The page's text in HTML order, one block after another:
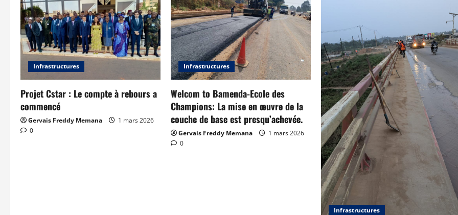
Infrastructures
Projet Cstar : Le compte à rebours a
commencé
Gervais Freddy Memana
1 mars 2026
0
Infrastructures
Welcom to Bamenda-Ecole des
Champions: La mise en œuvre de la
couche de base est presqu’achevée.
Gervais Freddy Memana
1 mars 2026
0
Infrastructures